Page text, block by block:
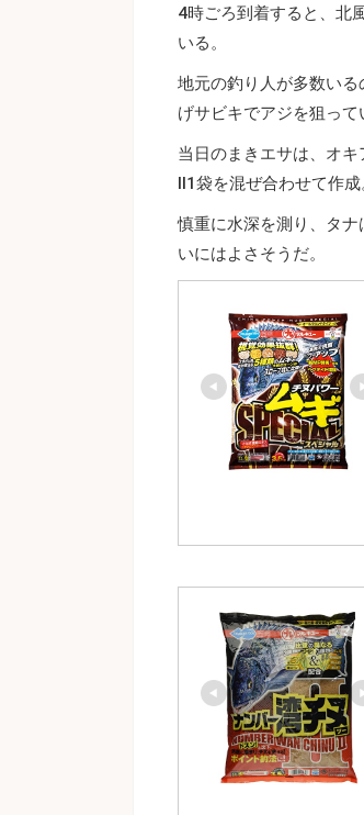
4時ごろ到着すると、北
いる。
地元の釣り人が多数い
げサビキでアジを狙って
当日のまきエサは、オ
Ⅱ1袋を混ぜ合わせて作
慎重に水深を測り、タ
いにはよさそうだ。